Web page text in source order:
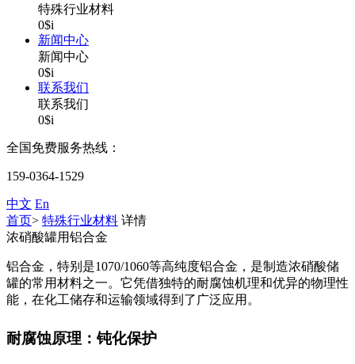
特殊行业材料
0$i
新闻中心
新闻中心
0$i
联系我们
联系我们
0$i
全国免费服务热线：
159-0364-1529
中文 En
首页> 特殊行业材料 详情
浓硝酸罐用铝合金
铝合金，特别是1070/1060等高纯度铝合金，是制造浓硝酸储
罐的常用材料之一。它凭借独特的耐腐蚀机理和优异的物理性
能，在化工储存和运输领域得到了广泛应用。
耐腐蚀原理：钝化保护